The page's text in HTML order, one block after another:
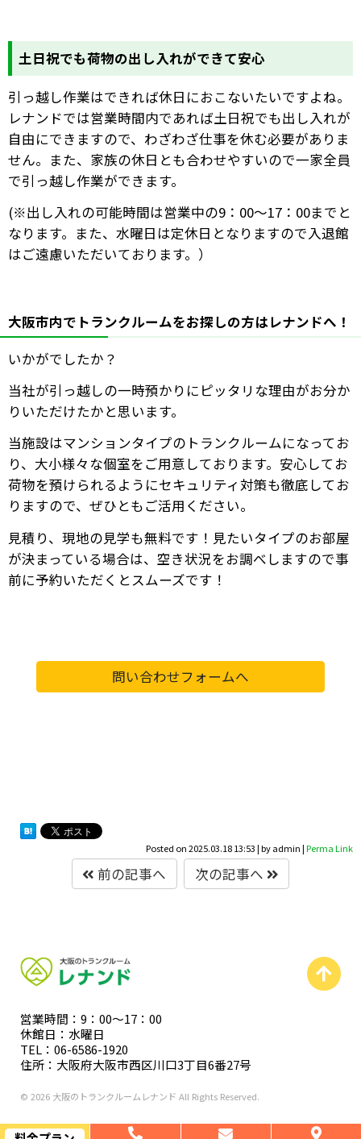
土日祝でも荷物の出し入れができて安心
引っ越し作業はできれば休日におこないたいですよね。
レナンドでは営業時間内であれば土日祝でも出し入れが
自由にできますので、わざわざ仕事を休む必要がありま
せん。また、家族の休日とも合わせやすいので一家全員
で引っ越し作業ができます。
(※出し入れの可能時間は営業中の9 ： 00～17 ： 00までと
なります。また、水曜日は定休日となりますので入退館
はご遠慮いただいております。）
大阪市内でトランクルームをお探しの方はレナンドへ！
いかがでしたか？
当社が引っ越しの一時預かりにピッタリな理由がお分か
りいただけたかと思います。
当施設はマンションタイプのトランクルームになってお
り、大小様々な個室をご用意しております。安心してお
荷物を預けられるようにセキュリティ対策も徹底してお
りますので、ぜひともご活用ください。
見積り、現地の見学も無料です！見たいタイプのお部屋
が決まっている場合は、空き状況をお調べしますので事
前に予約いただくとスムーズです！
問い合わせフォームへ
Posted on2025.03.18 13:53|byadmin|Perma Link
前の記事へ 次の記事へ
営業時間：9：00〜17：00
休館日：水曜日
TEL：06-6586-1920
住所：大阪府大阪市西区川口3丁目6番27号
© 2026 大阪のトランクルームレナンド All Rights Reserved.